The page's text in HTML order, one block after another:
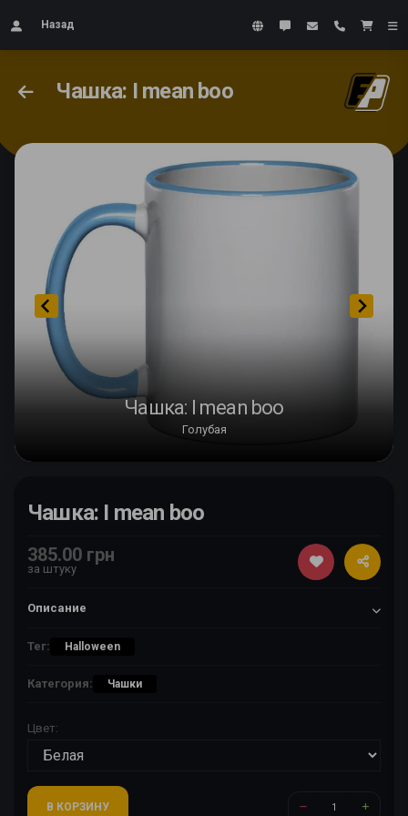
Назад
Чашка: I mean boo
Чашка: I mean boo
Голубая
Чашка: I mean boo
385.00 грн
за штуку
Описание
Тег: Halloween
Категория: Чашки
Цвет:
В КОРЗИНУ